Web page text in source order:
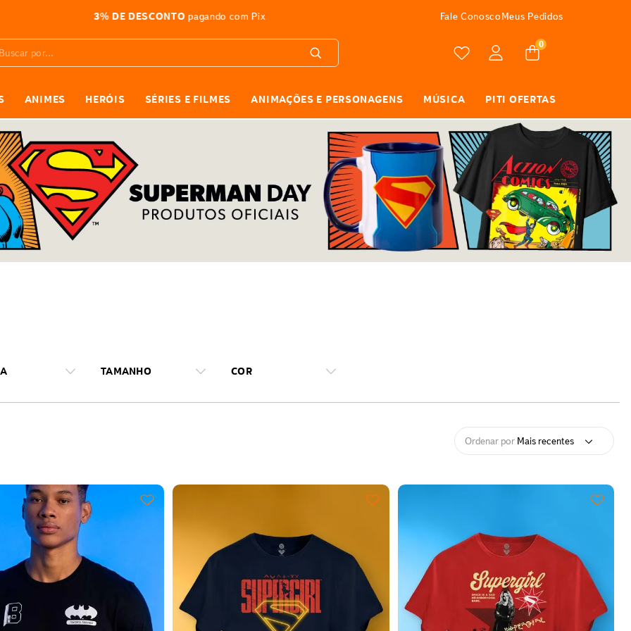
ATÉ 10X SEM JUROSnas compras acima de R$599 FRETE GRÁTIS
Fale ConoscoMeus Pedidos
por... 0
ANIMES HERÓIS SÉRIES E FILMES ANIMAÇÕES E PERSONAGENS MÚSICA PITI OFERTAS
COR
ÚNICA
VERMELHO
AZUL
BRANCO
TAMANHO
14
Ordenar por Mais recentes